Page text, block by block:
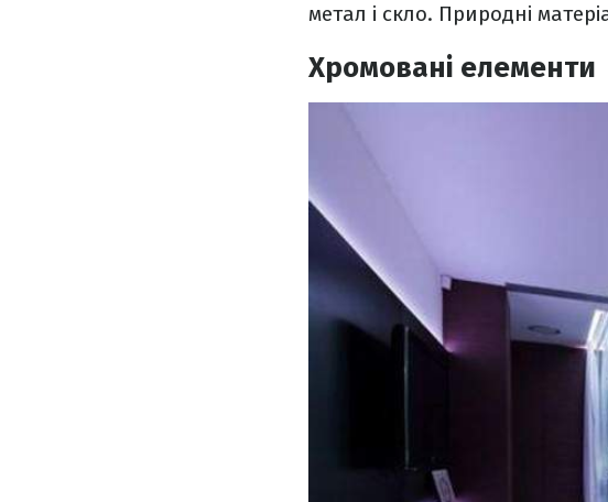
метал і скло. Природні
Хромовані елементи